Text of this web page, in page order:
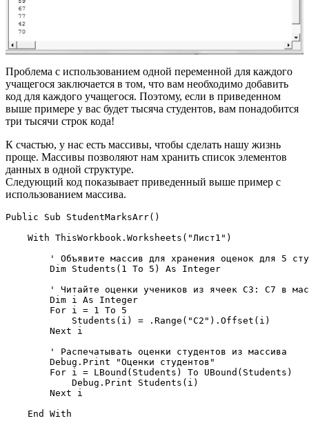
Проблема с использованием одной переменной для каждого
учащегося заключается в том, что вам необходимо добавить
код для каждого учащегося. Поэтому, если в приведенном
выше примере у вас будет тысяча студентов, вам понадобится
три тысячи строк кода!
К счастью, у нас есть массивы, чтобы сделать нашу жизнь
проще. Массивы позволяют нам хранить список элементов
данных в одной структуре.
Следующий код показывает приведенный выше пример с
использованием массива.
Public Sub StudentMarksArr()
    With ThisWorkbook.Worksheets("Лист1")
' Объявите массив для хранения оценок для 5
        Dim Students(1 To 5) As Integer
' Читайте оценки учеников из ячеек C3: C7 в
        Dim i As Integer
        For i = 1 To 5
            Students(i) = .Range("C2").Offset(i)
        Next i
        ' Распечатывать оценки студентов из массива
        Debug.Print "Оценки студентов"
        For i = LBound(Students) To UBound(Students)
            Debug.Print Students(i)
        Next i
    End With